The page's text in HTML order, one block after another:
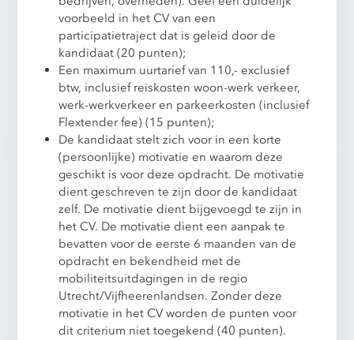
voorbeeld in het CV van een
participatietraject dat is geleid door de
kandidaat (20 punten);
Een maximum uurtarief van 110,- exclusief
btw, inclusief reiskosten woon-werk verkeer,
werk-werkverkeer en parkeerkosten (inclusief
Flextender fee) (15 punten);
De kandidaat stelt zich voor in een korte
(persoonlijke) motivatie en waarom deze
geschikt is voor deze opdracht. De motivatie
dient geschreven te zijn door de kandidaat
zelf. De motivatie dient bijgevoegd te zijn in
het CV. De motivatie dient een aanpak te
bevatten voor de eerste 6 maanden van de
opdracht en bekendheid met de
mobiliteitsuitdagingen in de regio
Utrecht/Vijfheerenlandsen. Zonder deze
motivatie in het CV worden de punten voor
dit criterium niet toegekend (40 punten).